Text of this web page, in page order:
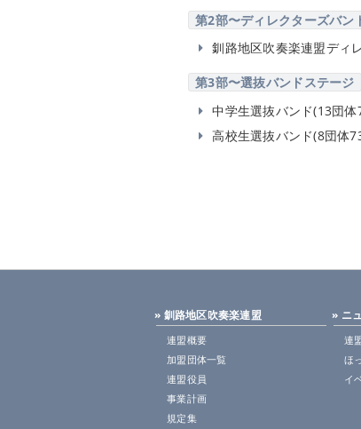
第2部〜ディレクターズバン
釧路地区吹奏楽連盟ディ
第3部〜選抜バンドステージ
中学生選抜バンド(13団体
高校生選抜バンド(8団体
» 釧路地区吹奏楽連盟
連盟概要
加盟団体一覧
連盟役員
事業計画
規定集
» ニ
連
ほ
イ